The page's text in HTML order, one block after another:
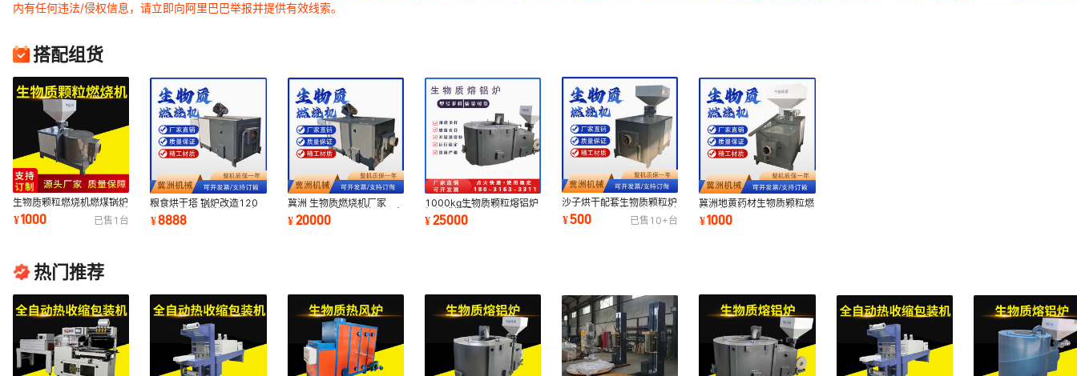
内有任何违法/侵权信息，请立即向阿里巴巴举报并提供有效线索。
搭配组货
生物质颗粒燃烧机燃煤锅炉
烘干设备工业节能改造用燃
烧器环保
¥1000 已售 1 台
粮食烘干塔 锅炉改造120
万大卡生物质燃烧机 玉米
芯燃烧炉
¥8888
冀洲 生物质燃烧机厂家
600万大卡颗粒燃烧器厂家
链排木片燃烧炉
¥20000
1000kg生物质颗粒熔铝炉
倾倒式坩埚熔炼炉厂家
¥25000
沙子烘干配套生物质颗粒炉
120万大卡木片燃烧机上料
高效燃烧器
¥500 已售 10+台
冀洲地黄药材生物质颗粒燃
烧炉花生烘干炉自动控温上
料燃烧机小型
¥1000
热门推荐